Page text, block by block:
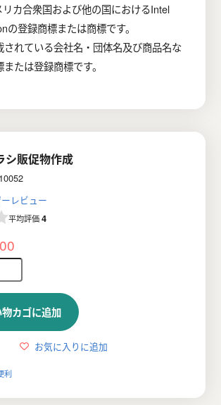
リカ合衆国および他の国におけるIntel
の登録商標または商標です。
されている会社名・団体名及び商品名な
たは登録商標です。
シ販促物作成
レビュー
平均評価4
カゴに追加
お気に入りに追加
利